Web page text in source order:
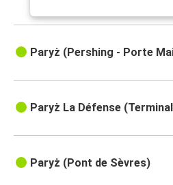
Paryż (Pershing - Porte
Paryż La Défense
Paryż (Pont de Sèvres)